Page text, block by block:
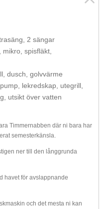
2 sängar
spisfläkt,
dusch, golvvärme
lekredskap, utegrill,
utsikt över vatten
Timmernabben där ni bara har
semesterkänsla.
ner till den långgrunda
havet för avslappnande
och det mesta ni kan